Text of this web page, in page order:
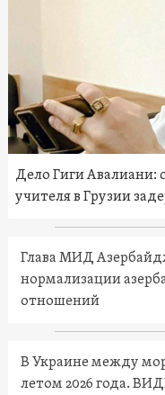
Дело Гиги Авалиани:
учителя в Грузии
Глава МИД
нормализации
отношений
В Украине между
летом 2026 года.